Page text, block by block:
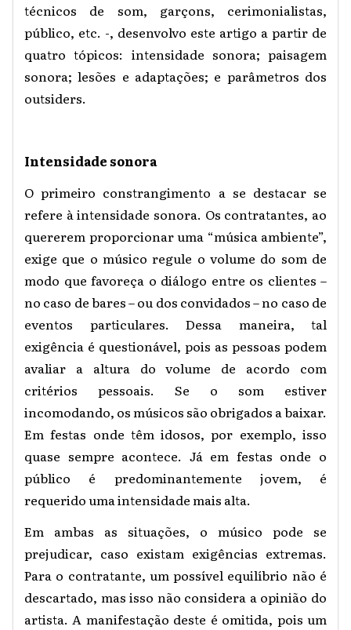
técnicos de som, garçons, cerimonialistas,
público, etc. -, desenvolvo este artigo a partir de
quatro tópicos: intensidade sonora; paisagem
sonora; lesões e adaptações; e parâmetros dos
outsiders.
Intensidade sonora
O primeiro constrangimento a se destacar se
refere à intensidade sonora. Os contratantes, ao
quererem proporcionar uma “música ambiente”,
exige que o músico regule o volume do som de
modo que favoreça o diálogo entre os clientes –
no caso de bares – ou dos convidados – no caso de
eventos particulares. Dessa maneira, tal
exigência é questionável, pois as pessoas podem
avaliar a altura do volume de acordo com
critérios pessoais. Se o som estiver
incomodando, os músicos são obrigados a baixar.
Em festas onde têm idosos, por exemplo, isso
quase sempre acontece. Já em festas onde o
público é predominantemente jovem, é
requerido uma intensidade mais alta.
Em ambas as situações, o músico pode se
prejudicar, caso existam exigências extremas.
Para o contratante, um possível equilíbrio não é
descartado, mas isso não considera a opinião do
artista. A manifestação deste é omitida, pois um